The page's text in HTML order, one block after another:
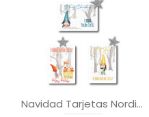
Navidad Tarjetas Nordic Christmas